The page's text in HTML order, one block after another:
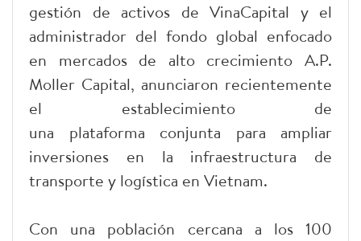
gestión de activos de VinaCapital y el
administrador del fondo global enfocado
en mercados de alto crecimiento A.P.
Moller Capital, anunciaron recientemente
el establecimiento de
una plataforma conjunta para ampliar
inversiones en la infraestructura de
transporte y logística en Vietnam.
Con una población cercana a los 100